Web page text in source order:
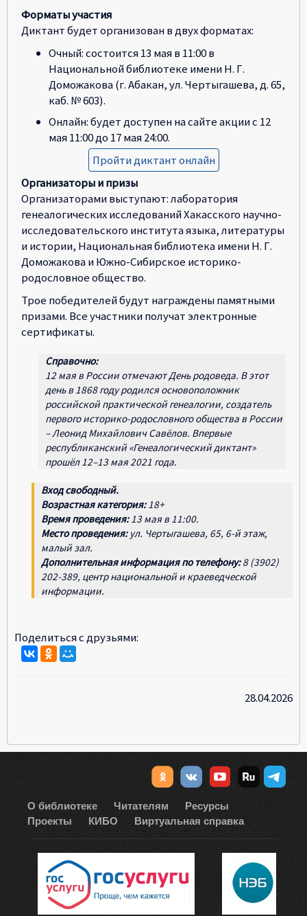
Форматы участия
Диктант будет организован в двух форматах:
Очный: состоится 13 мая в 11:00 в
Национальной библиотеке имени Н. Г.
Доможакова (г. Абакан, ул. Чертыгашева, д. 65,
каб. № 603).
Онлайн: будет доступен на сайте акции с 12
мая 11:00 до 17 мая 24:00.
Пройти диктант онлайн
Организаторы и призы
Организаторами выступают: лаборатория
генеалогических исследований Хакасского научно-
исследовательского института языка, литературы
и истории, Национальная библиотека имени Н. Г.
Доможакова и Южно-Сибирское историко-
родословное общество.
Трое победителей будут награждены памятными
призами. Все участники получат электронные
сертификаты.
Справочно:
12 мая в России отмечают День родоведа. В этот
день в 1868 году родился основоположник
российской практической генеалогии, создатель
первого историко-родословного общества в России
– Леонид Михайлович Савёлов. Впервые
республиканский «Генеалогический диктант»
прошёл 12–13 мая 2021 года.
Вход свободный.
Возрастная категория:18+
Время проведения:13 мая в 11:00.
Место проведения:ул. Чертыгашева, 65, 6-й этаж,
малый зал.
Дополнительная информация по телефону:8 (3902)
202-389, центр национальной и краеведческой
информации.
Поделиться с друзьями:
28.04.2026
О библиотеке Читателям
Ресурсы
Проекты
КИБО Виртуальная справка